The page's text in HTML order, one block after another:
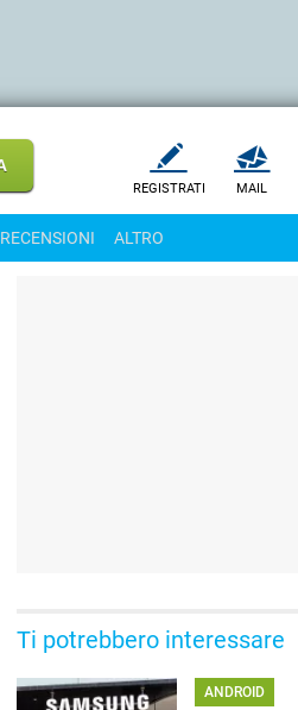
REGISTRATI MAIL
RECENSIONI ALTRO
Ti potrebbero interessare
ANDROID